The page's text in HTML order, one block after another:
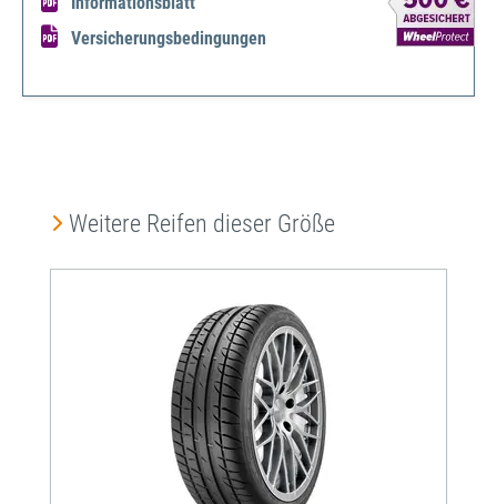
Versicherungsbedingungen
Produktgalerie überspringen
Weitere Reifen dieser Größe